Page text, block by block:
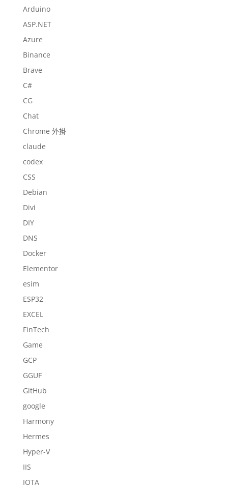
Arduino
ASP.NET
Azure
Binance
Brave
C#
CG
Chat
Chrome 外掛
claude
codex
CSS
Debian
Divi
DIY
DNS
Docker
Elementor
esim
ESP32
EXCEL
FinTech
Game
GCP
GGUF
GitHub
google
Harmony
Hermes
Hyper-V
IIS
IOTA